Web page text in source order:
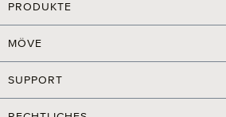
PRODUKTE
MÖVE
SUPPORT